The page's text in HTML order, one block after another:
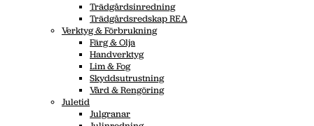
Trädgårdsinredning
Trädgårdsredskap REA
Verktyg & Förbrukning
Färg & Olja
Handverktyg
Lim & Fog
Skyddsutrustning
Vård & Rengöring
Juletid
Julgranar